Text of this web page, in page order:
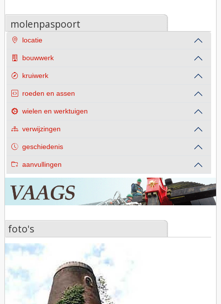
molenpaspoort
locatie
bouwwerk
kruiwerk
roeden en assen
wielen en werktuigen
verwijzingen
geschiedenis
aanvullingen
foto's
foto's